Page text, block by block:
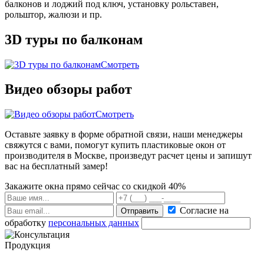
балконов и лоджий под ключ, установку рольставен,
рольштор, жалюзи и пр.
3D туры по балконам
Смотреть
Видео обзоры работ
Смотреть
Оставьте заявку в форме обратной связи, наши менеджеры
свяжутся с вами, помогут купить пластиковые окон от
производителя в Москве, произведут расчет цены и запишут
вас на бесплатный замер!
Закажите окна прямо сейчас со скидкой 40%
Отправить
Согласие на
обработку персональных данных
Продукция